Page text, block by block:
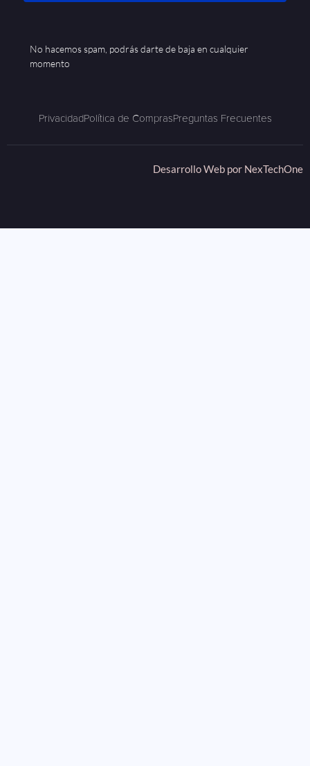
No hacemos spam, podrás darte de baja en cualquier
momento
PrivacidadPolítica de ComprasPreguntas Frecuentes
Desarrollo Web por NexTechOne